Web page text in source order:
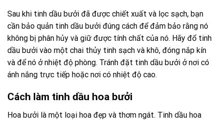
Sau khi tinh dầu bưởi đã được chiết xuất và lọc sạch, bạn
cần bảo quản tinh dầu bưởi đúng cách để đảm bảo rằng nó
không bị phân hủy và giữ được tính chất của nó. Hãy đổ tinh
dầu bưởi vào một chai thủy tinh sạch và khô, đóng nắp kín
và để nó ở nhiệt độ phòng. Tránh đặt tinh dầu bưởi ở nơi có
ánh nắng trực tiếp hoặc nơi có nhiệt độ cao.
Cách làm tinh dầu hoa bưởi
Hoa bưởi là một loại hoa đẹp và thơm ngát. Tinh dầu hoa